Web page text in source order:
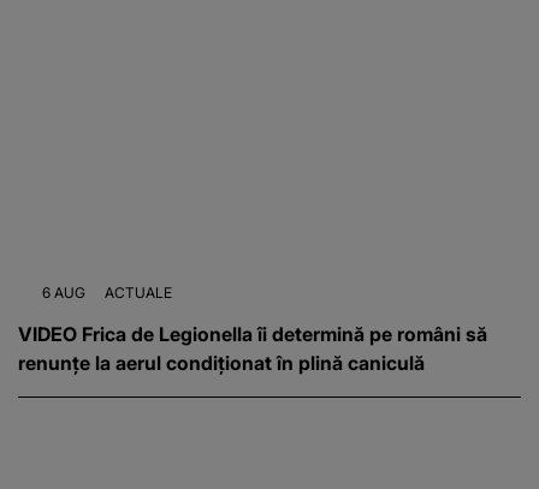
6 AUG ACTUALE
VIDEO Frica de Legionella îi determină pe români să
renunțe la aerul condiționat în plină caniculă